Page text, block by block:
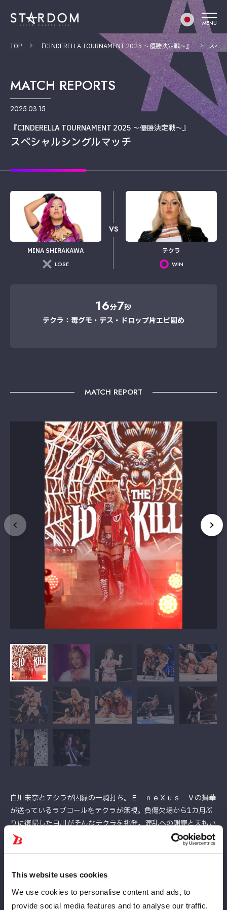
This website uses cookies
We use cookies to personalise content and ads, to
provide social media features and to analyse our traffic.
MENU
TOP 『CINDERELLA TOURNAMENT 2025 〜優勝決定戦〜』 スペ
MATCH REPORTS
2025.03.15
『CINDERELLA TOURNAMENT 2025 〜優勝決定戦〜』
スペシャルシングルマッチ
MINA SHIRAKAWA
LOSE
VS
テクラ
WIN
16分7秒
テクラ：毒グモ・デス・ドロップ→片エビ固め
MATCH REPORT
白川未奈とテクラが因縁の一騎打ち。Ｅ ｎｅＸｕｓ Ｖの舞華
が送っているラブコールをテクラが無視。負傷欠場から1カ月ぶ
りに復帰した白川がそんなテクラを挑発。混乱への謝罪と未払い
の罰金を条件としたシングルマッチを要求した。これにより、両
者の一騎打ちが決定。はたしてどんな闘い、結末が待っているの
試合前に白川がマイク。「おい、テクラ。セコンドＨ.Ａ.Ｔ.Ｅ.全
員裏に返せ。Ｅ ｎｅＸｕｓ Ｖも帰ってもらうから、１対１で
やれ。大丈夫、絶対に勝つから」。テクラが応じてＨ.Ａ.Ｔ.Ｅ.も